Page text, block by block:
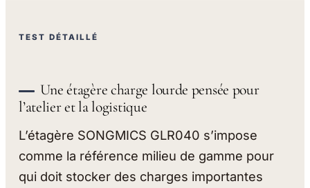
TEST DÉTAILLÉ
Une étagère charge lourde pensée pour
l’atelier et la logistique
L’étagère SONGMICS GLR040 s’impose
comme la référence milieu de gamme pour
qui doit stocker des charges importantes